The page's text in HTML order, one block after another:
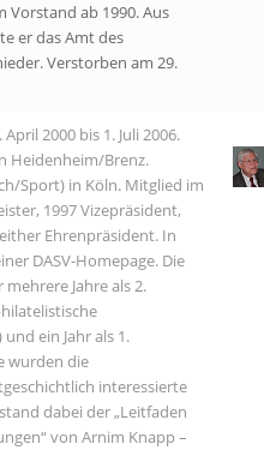
Vorstand ab 1990. Aus
er das Amt des
Verstorben am 29.
2000 bis 1. Juli 2006.
Heidenheim/Brenz.
Sport) in Köln. Mitglied im
1997 Vizepräsident,
Ehrenpräsident. In
DASV-Homepage. Die
Jahre als 2.
ein Jahr als 1.
wurden die
interessierte
dabei der „Leitfaden
von Arnim Knapp –